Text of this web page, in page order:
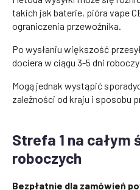
takich jak baterie, pióra vape
ograniczenia przewoźnika.
Po wysłaniu większość
dociera w ciągu 3-5 dni
Mogą jednak wystąpić
zależności od kraju i sposobu
Strefa 1 na całym
roboczych
Bezpłatnie dla zamówień